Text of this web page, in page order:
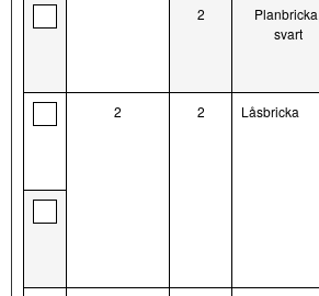
2
Planbricka,
svart
2 2 Låsbricka